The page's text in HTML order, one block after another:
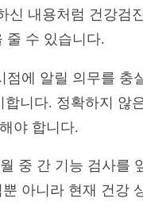
내용처럼 건강검
줄 수 있습니다.
에 알릴 의무를 충
니다. 정확하지 않
야 합니다.
중 간 기능 검사를
아니라 현재 건강